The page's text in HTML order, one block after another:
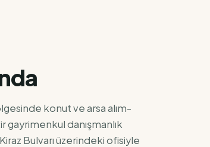
konut ve arsa alım-
gayrimenkul danışmanlık
Bulvarı üzerindeki ofisiyle